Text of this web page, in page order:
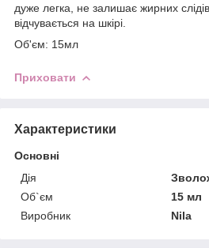
дуже легка, не залишає жирних
відчувається на шкірі.
Об'єм: 15мл
Приховати
Характеристики
Основні
Дія
Об`єм
15 мл
Виробник
Nila